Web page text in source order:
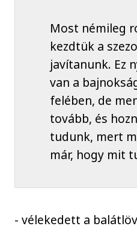
Most némileg
kezdtük a
javítanunk. Ez
van a
felében, de
tovább, és
tudunk, mert
már, hogy mit
- vélekedett a